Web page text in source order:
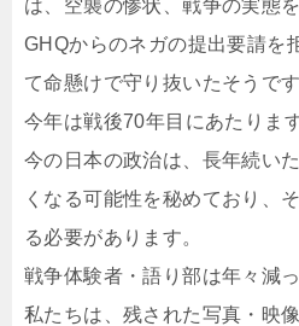
は、空襲の惨状、戦争の実態
GHQからのネガの提出要請を
て命懸けで守り抜いたそうです
今年は戦後70年目にあたります
今の日本の政治は、長年続い
くなる可能性を秘めており、
る必要があります。
戦争体験者・語り部は年々減
私たちは、残された写真・映